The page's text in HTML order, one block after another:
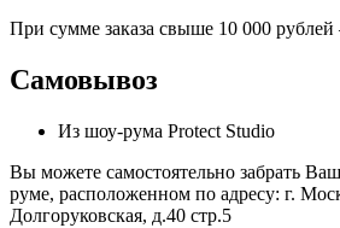
При сумме заказа свыше 10 000 рублей
Самовывоз
Из шоу-рума Protect Studio
Вы можете самостоятельно забрать
руме, расположенном по адресу: г.
Долгоруковская, д.40 стр.5